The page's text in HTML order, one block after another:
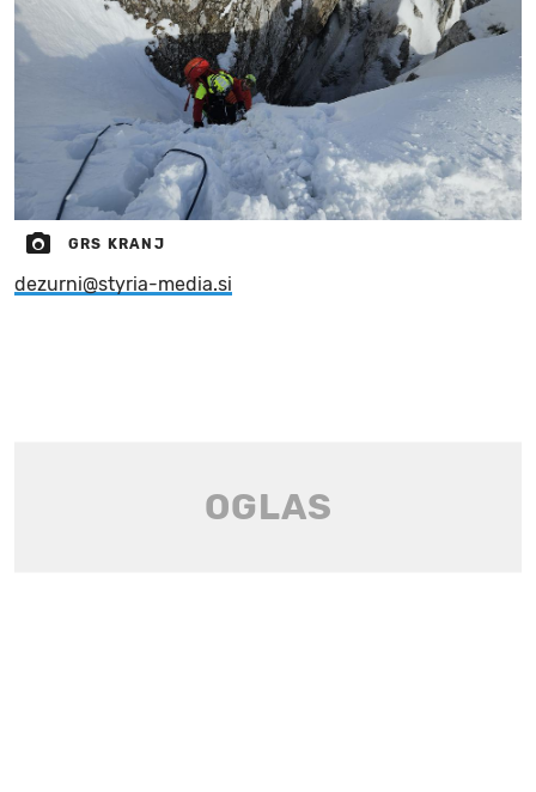
GRS KRANJ
dezurni@styria-media.si